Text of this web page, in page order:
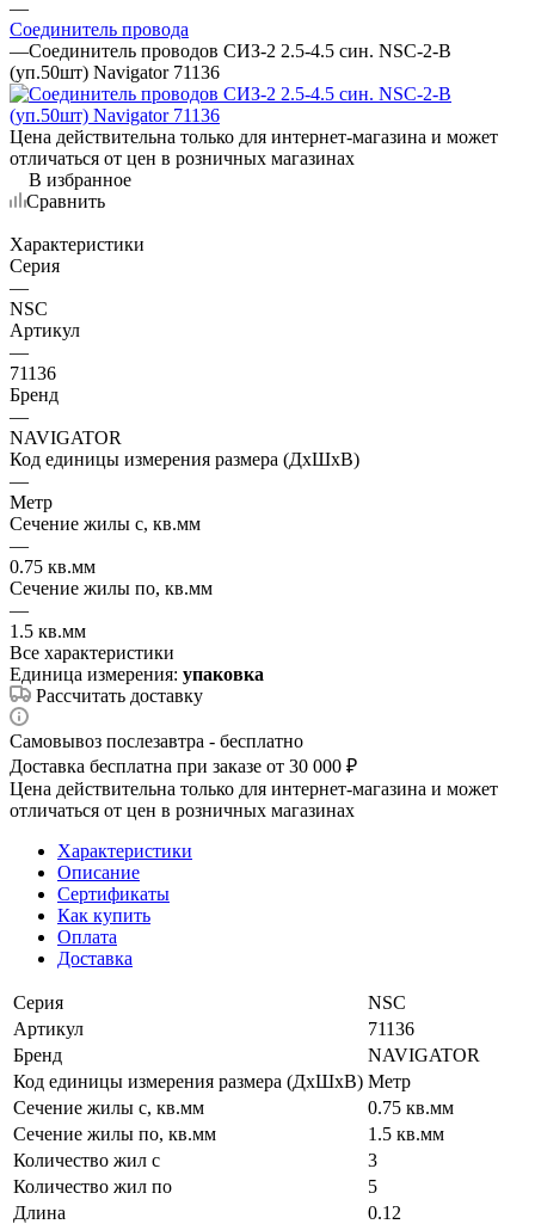
—
Соединитель провода
—Соединитель проводов СИЗ-2 2.5-4.5 син. NSC-2-B
(уп.50шт) Navigator 71136
Цена действительна только для интернет-магазина и может
отличаться от цен в розничных магазинах
В избранное
Сравнить
Характеристики
Серия
—
NSC
Артикул
—
71136
Бренд
—
NAVIGATOR
Код единицы измерения размера (ДхШхВ)
—
Метр
Сечение жилы с, кв.мм
—
0.75 кв.мм
Сечение жилы по, кв.мм
—
1.5 кв.мм
Все характеристики
Единица измерения: упаковка
Рассчитать доставку
Самовывоз послезавтра - бесплатно
Доставка бесплатна при заказе от 30 000 ₽
Цена действительна только для интернет-магазина и может
отличаться от цен в розничных магазинах
Характеристики
Описание
Сертификаты
Как купить
Оплата
Доставка
Серия
NSC
Артикул
71136
Бренд
NAVIGATOR
Код единицы измерения размера (ДхШхВ) Метр
Сечение жилы с, кв.мм
0.75 кв.мм
Сечение жилы по, кв.мм
1.5 кв.мм
Количество жил с
3
Количество жил по
5
Длина
0.12